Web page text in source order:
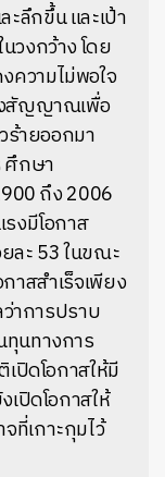
ลึกขึ้น และเป้า
วงกว้าง โดย
วามไม่พอใจ
งสัญญาณเพื่อ
ร้ายออกมา
ศึกษา
ถึง 2006
งมีโอกาส
ละ 53 ในขณะ
าสสำเร็จเพียง
าการปราบ
นทางการ
ปิดโอกาสให้มี
ปิดโอกาสให้
ที่เกาะกุมไว้